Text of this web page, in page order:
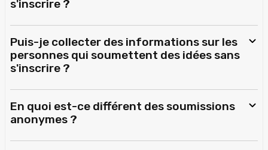
s'inscrire ?
Puis-je collecter des informations sur les
personnes qui soumettent des idées sans
s'inscrire ?
En quoi est-ce différent des soumissions
anonymes ?